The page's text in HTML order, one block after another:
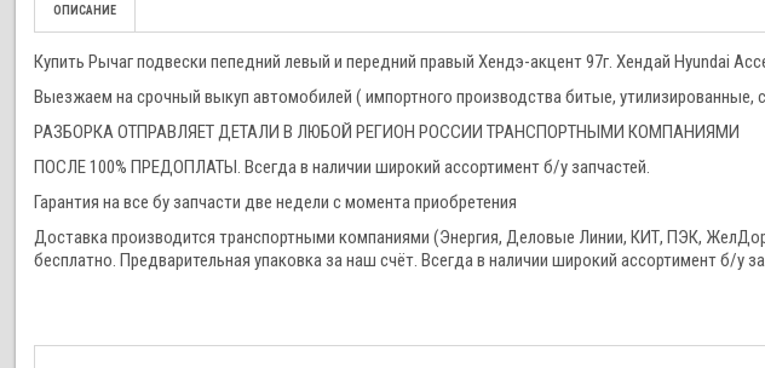
ОПИСАНИЕ
Купить Рычаг подвески пепедний левый и передний правый Хендэ-акцент 97г. Хендай Hyundai
Выезжаем на срочный выкуп автомобилей ( импортного производства битые, утилизированные,
РАЗБОРКА ОТПРАВЛЯЕТ ДЕТАЛИ В ЛЮБОЙ РЕГИОН РОССИИ ТРАНСПОРТНЫМИ КОМПАНИЯМИ
ПОСЛЕ 100% ПРЕДОПЛАТЫ. Всегда в наличии широкий ассортимент б/у запчастей.
Гарантия на все бу запчасти две недели с момента приобретения
Доставка производится транспортными компаниями (Энергия, Деловые Линии, КИТ, ПЭК,
бесплатно. Предварительная упаковка за наш счёт. Всегда в наличии широкий ассортимент б/у